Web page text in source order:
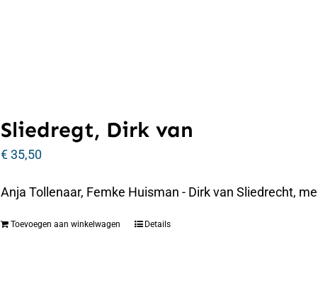
Sliedregt, Dirk van
€35,50
Anja Tollenaar, Femke Huisman - Dirk van Sliedrecht,
Toevoegen aan winkelwagen Details